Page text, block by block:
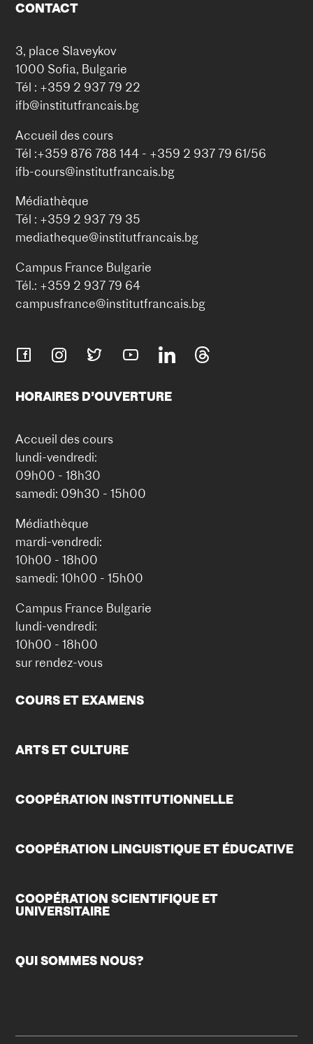
CONTACT
3, place Slaveykov
1000 Sofia, Bulgarie
Tél : +359 2 937 79 22
ifb@institutfrancais.bg
Accueil des cours
Tél :+359 876 788 144 - +359 2 937 79 61/56
ifb-cours@institutfrancais.bg
Médiathèque
Tél : +359 2 937 79 35
mediatheque@institutfrancais.bg
Campus France Bulgarie
Tél.: +359 2 937 79 64
campusfrance@institutfrancais.bg
HORAIRES D’OUVERTURE
Accueil des cours
lundi-vendredi:
09h00 - 18h30
samedi: 09h30 - 15h00
Médiathèque
mardi-vendredi:
10h00 - 18h00
samedi: 10h00 - 15h00
Campus France Bulgarie
lundi-vendredi:
10h00 - 18h00
sur rendez-vous
COURS ET EXAMENS
ARTS ET CULTURE
COOPÉRATION INSTITUTIONNELLE
COOPÉRATION LINGUISTIQUE ET ÉDUCATIVE
COOPÉRATION SCIENTIFIQUE ET
UNIVERSITAIRE
QUI SOMMES NOUS?